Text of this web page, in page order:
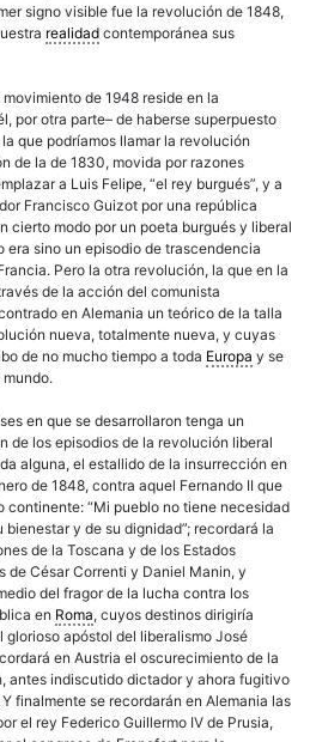
signo visible fue la revolución de 1848,
realidad contemporánea sus
de 1948 reside en la
por otra parte– de haberse superpuesto
que podríamos llamar la revolución
de la de 1830, movida por razones
a Luis Felipe, “el rey burgués”, y a
Francisco Guizot por una república
cierto modo por un poeta burgués y liberal
era sino un episodio de trascendencia
Pero la otra revolución, la que en la
de la acción del comunista
en Alemania un teórico de la talla
nueva, totalmente nueva, y cuyas
de no mucho tiempo a toda Europa y se
en que se desarrollaron tenga un
de los episodios de la revolución liberal
alguna, el estallido de la insurrección en
de 1848, contra aquel Fernando II que
continente: “Mi pueblo no tiene necesidad
y de su dignidad”; recordará la
de la Toscana y de los Estados
de César Correnti y Daniel Manin, y
del fragor de la lucha contra los
en Roma, cuyos destinos dirigiría
apóstol del liberalismo José
en Austria el oscurecimiento de la
antes indiscutido dictador y ahora fugitivo
finalmente se recordarán en Alemania las
el rey Federico Guillermo IV de Prusia,